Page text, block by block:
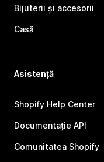
Bijuterii și accesorii
Casă
Asistență
Shopify Help Center
Documentație API
Comunitatea Shopify